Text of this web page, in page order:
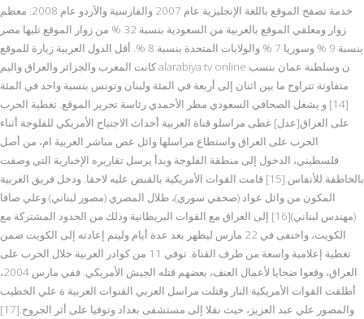
خدمة تصفح الموقع باللغة الإنجليزية عام 2007 والفارسية والآردو عام 2008. معظم
زوار ومعلقي الموقع بالعربية من السعودية بنسبة 32 % من زوار الموقع تليها مصر
بنسبة 9 % وسوريا 7 % والولايات المتحدة بنسبة 8 %. أقل الدول العربية زيارة للموقع
كانت المغرب والجزائر والعراق واليم alarabiya tv online ن وسلطنة عمان بنسب
متفاوتة تتراوح ما بين اثنان إلى أربعة في المئة ولبنان وتونس بنسبة واحد في المئة
[14] و يشغل الصحافي السعودي مطر الأحمدي رئاسة تحرير الموقع. تغطية الحرب
على العراق[عدل] غطى مراسلو قناة العربية أحداث الاجتياح الأمريكي للفلوجة أثناء
الحرب على العراق واستطاع مراسلها وائل عص مباشر العربية ام، من أصل
فلسطيني، الدخول إلى منطقة الفلوجة وبدأ يرسل تقاريره الإخبارية التي وصفت
بالخاطفة للأنفاس.[15] قامت القوات الأمريكية بالقبض عليه لاحقا. ودخل فريق العربية
المكون من وائل عواد (صحفي سوري)، طلال المصري (مصور لبناني) وعلي صافا
(مهندس لبناني)[16] إلى العراق مع القوات البريطانية وذلك من الحدود المشتركة مع
الكويت، واختفى في 22 مارس ليظهر بعد عدة أيام وليتم إعادته إلى الكويت ضمن
تغطية إعلامية واسعة من طرف القناة. توفي 11 من كوادر العربية خلال الحرب على
العراق، وقعوا ضحايا لأعمال العنف، بعضهم قتله الجيش الأمريكي. ففي مارس 2004،
أطلقت القوات الأمريكية النار وقتلت مراسل العربي القنوات العربية ة علي الخطيب
والمصور علي عبد العزيز، حيث نقلا إلى مستشفى بغداد وتوفيا على أثر الجروح.[17]